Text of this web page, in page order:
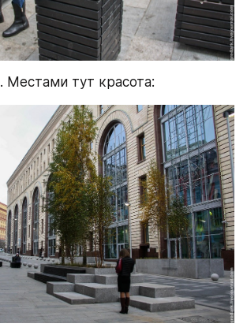
. Местами тут красота: